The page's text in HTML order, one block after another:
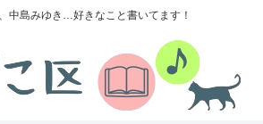
中島みゆき…好きなこと書いてます！